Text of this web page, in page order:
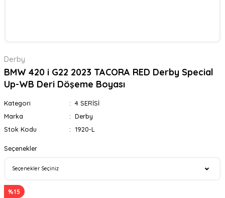
Derby
BMW 420 i G22 2023 TACORA RED Derby Special
Up-WB Deri Döşeme Boyası
Kategori
4 SERİSİ
Marka
Derby
Stok Kodu
1920-L
Seçenekler
%15